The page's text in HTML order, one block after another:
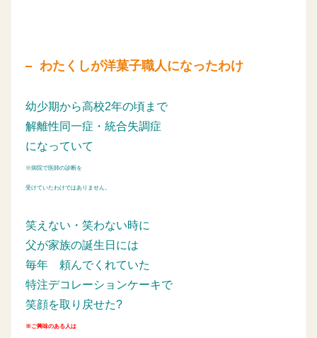
わたくしが洋菓子職人になったわけ
幼少期から高校2年の頃まで
解離性同一症・統合失調症
になっていて
※病院で医師の診断を
受けていたわけではありません。
笑えない・笑わない時に
父が家族の誕生日には
毎年 頼んでくれていた
特注デコレーションケーキで
笑顔を取り戻せた?
※ご興味のある人は